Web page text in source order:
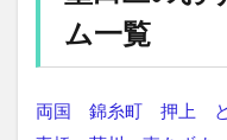
ム一覧
両国 錦糸町 押上